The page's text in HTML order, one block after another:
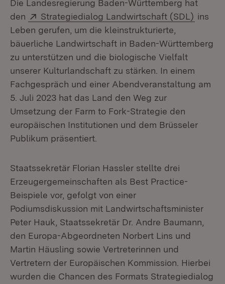
Die Landesregierung Baden-Württemberg hat
den
Extern:
Strategiedialog Landwirtschaft (SDL) ins
Leben gerufen, um die kleinstrukturierte,
bäuerliche Landwirtschaft in Baden-Württemberg
zu unterstützen und die biologische Vielfalt
unserer Kulturlandschaft zu stärken. In einem
Fachgespräch und einer Abendveranstaltung am
5. Juli 2023 hat das Land den Weg zur
Umsetzung der Farm to Fork-Strategie den
europäischen Institutionen und dem Brüsseler
Publikum präsentiert.
Staatssekretär Florian Hassler stellte drei
Erzeugergemeinschaften als Best Practice-
Beispiele vor, gefolgt von einer
Podiumsdiskussion mit Landwirtschaftsminister
Peter Hauk, Staatssekretär Dr. Andre Baumann,
den Europa-Abgeordneten Norbert Lins und
Martin Häusling sowie Vertreterinnen und
Vertretern der Europäischen Kommission. Hierbei
wurden die Chancen des Formats Strategiedialog